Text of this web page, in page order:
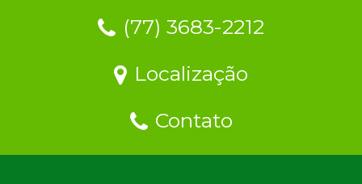
(77) 3683-2212
Localização
Contato